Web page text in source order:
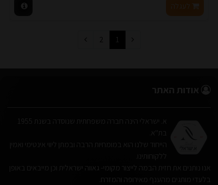
לעגלה
1
2
אודות האתר
א. ישראלי הינה חברה משפחתית שנוסדה בשנת 1955
בת"א.
הייחוד שלנו הוא במומחיות הרבה ובמתן ליווי אינטימי ואמין
ללקוחותינו.
אנו נותנים את חזית הבמה לייצור מקומי- גאווה ישראלית וכן מייבאים באופן
בלעדי מותגים מהענף מאירופה והמזרח.